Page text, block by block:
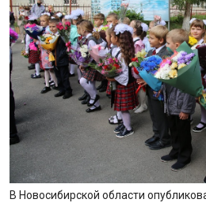
В Новосибирской области